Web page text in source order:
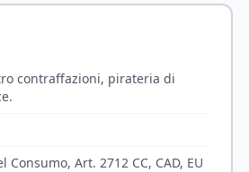
contraffazioni, pirateria di
Consumo, Art. 2712 CC, CAD, EU